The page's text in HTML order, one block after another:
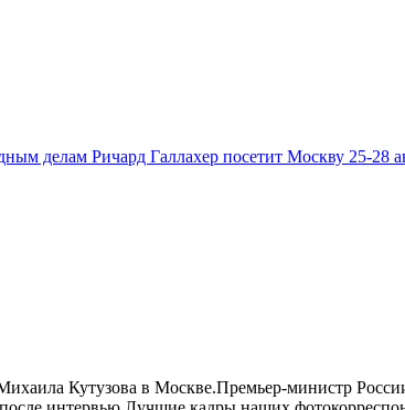
делам Ричард Галлахер посетит Москву 25-28
Кутузова в Москве.Премьер-министр